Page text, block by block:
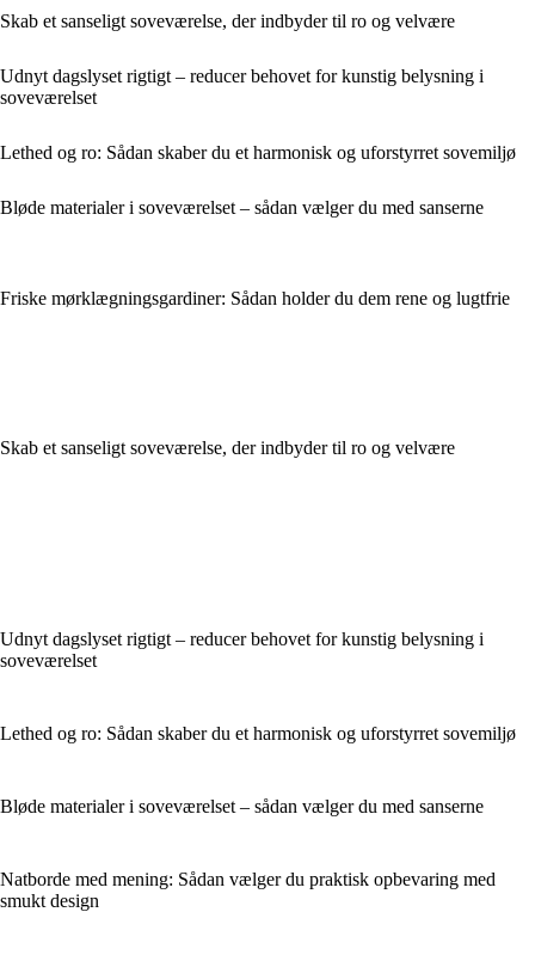
Skab et sanseligt soveværelse, der indbyder til ro og velvære
Udnyt dagslyset rigtigt – reducer behovet for kunstig belysning i
soveværelset
Lethed og ro: Sådan skaber du et harmonisk og uforstyrret sovemiljø
Bløde materialer i soveværelset – sådan vælger du med sanserne
Friske mørklægningsgardiner: Sådan holder du dem rene og lugtfrie
Skab et sanseligt soveværelse, der indbyder til ro og velvære
Udnyt dagslyset rigtigt – reducer behovet for kunstig belysning i
soveværelset
Lethed og ro: Sådan skaber du et harmonisk og uforstyrret sovemiljø
Bløde materialer i soveværelset – sådan vælger du med sanserne
Natborde med mening: Sådan vælger du praktisk opbevaring med
smukt design